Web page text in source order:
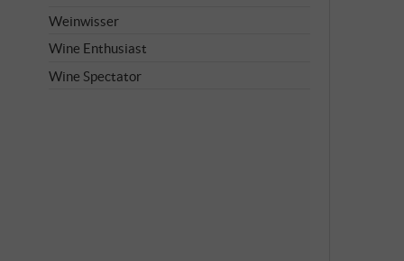
Weinwisser
Wine Enthusiast
Wine Spectator